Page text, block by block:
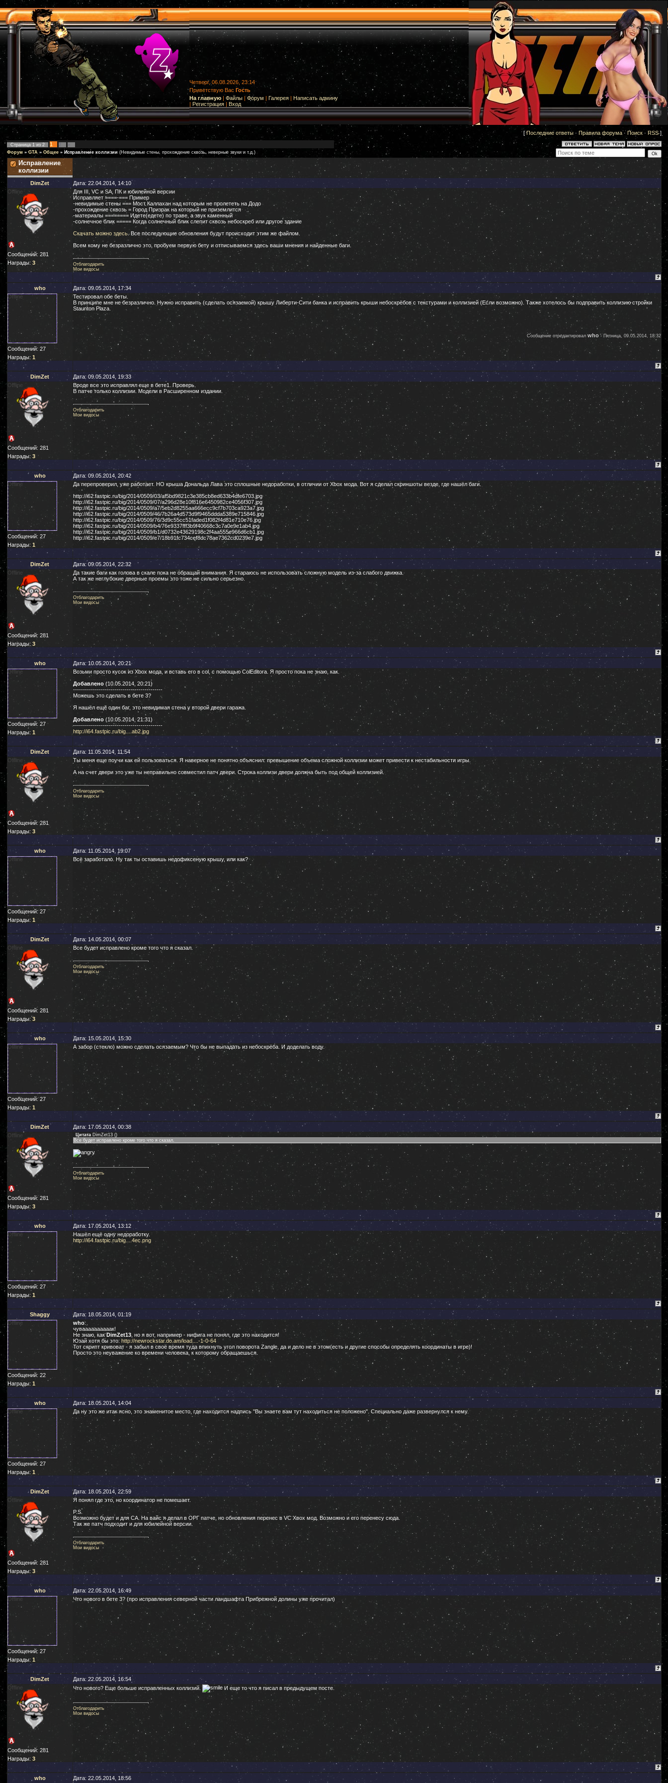
Четверг, 06.08.2026, 23:14
Приветствую Вас Гость
На главную | Файлы |Форум | Галерея| Написать админу
| Регистрация | Вход
[Последние ответы· Правила форума· Поиск· RSS]
Страница 1из 2 1
Форум » GTA » Общее » Исправление коллизии (Невидимые стены, прохождение сквозь, неверные звуки и т.д.)
Исправление
коллизии
DimZet
Дата: 22.04.2014, 14:10
Offline
Сообщений: 281
Награды: 3
Для III, VC и SA, ПК и юбилейной версии
Исправляет ====-=== Пример
-невидимые стены === Мост Каллахан над которым не пролететь на Додо
-прохождение сквозь = Город Призрак на который не приземлится
-материалы ======== Идете(едете) по траве, а звук каменный
-солнечное блик ===== Когда солнечный блик слепит сквозь небоскреб или другое здание
Скачать можно здесь. Все последующие обновления будут происходит этим же файлом.
Всем кому не безразлично это, пробуем первую бету и отписываемся здесь ваши мнения и найденные баги.
Отблагодарить
Мои видосы
who
Дата: 09.05.2014, 17:34
Offline
Сообщений: 27
Награды: 1
Тестировал обе беты.
В принципе мне не безразлично. Нужно исправить (сделать осязаемой) крышу Либерти-Сити банка и исправить крыши небоскрёбов с текстурами и коллизией (Если возможно). Также хотелось бы подправить коллизию стройки
Staunton Plaza.
Сообщение отредактировал who- Пятница, 09.05.2014, 18:32
DimZet
Дата: 09.05.2014, 19:33
Offline
Сообщений: 281
Награды: 3
Вроде все это исправлял еще в бете1. Проверь.
В патче только коллизии. Модели в Расширенном издании.
Отблагодарить
Мои видосы
who
Дата: 09.05.2014, 20:42
Offline
Сообщений: 27
Награды: 1
Да перепроверил, уже работает. НО крыша Дональда Лава это сплошные недоработки, в отличии от Xbox мода. Вот я сделал скриншоты везде, где нашёл баги.
http://i62.fastpic.ru/big/2014/0509/03/af5bd9821c3e385cb8ed633b4dfe6703.jpg
http://i62.fastpic.ru/big/2014/0509/07/a296d28e10f816e6450982ce4056f307.jpg
http://i62.fastpic.ru/big/2014/0509/a7/5eb2d8255aa666ecc9cf7b703ca923a7.jpg
http://i62.fastpic.ru/big/2014/0509/46/7b26a4d573d9f9465ddda5389e715846.jpg
http://i62.fastpic.ru/big/2014/0509/76/3d9c55cc51faded1f082f4d81e710e76.jpg
http://i62.fastpic.ru/big/2014/0509/b4/76e9337fff3b9f40668c3c7a0e9e1ab4.jpg
http://i62.fastpic.ru/big/2014/0509/b1/d0732e43629198c2f4aa555e966d6cb1.jpg
http://i62.fastpic.ru/big/2014/0509/e7/18b91fc734cef8dc78ae7362cd0239e7.jpg
DimZet
Дата: 09.05.2014, 22:32
Offline
Сообщений: 281
Награды: 3
Да такие баги как голова в скале пока не обращай внимания. Я стараюсь не использовать сложную модель из-за слабого движка.
А так же неглубокие дверные проемы это тоже не сильно серьезно.
Отблагодарить
Мои видосы
who
Дата: 10.05.2014, 20:21
Offline
Сообщений: 27
Награды: 1
Возьми просто кусок из Xbox мода, и вставь его в col, с помощью СolEditora. Я просто пока не знаю, как.
Добавлено(10.05.2014, 20:21)
---------------------------------------------
Можешь это сделать в бете 3?
Я нашёл ещё один баг, это невидимая стена у второй двери гаража.
Добавлено(10.05.2014, 21:31)
---------------------------------------------
http://i64.fastpic.ru/big....ab2.jpg
DimZet
Дата: 11.05.2014, 11:54
Offline
Сообщений:281
Награды: 3
Ты меня еще поучи как ей пользоваться. Я наверное не понятно объяснил: превышение объема сложной коллизии может привести к нестабильности игры.
А на счет двери это уже ты неправильно совместил патч двери. Строка коллизи двери должна быть под общей коллизией.
Отблагодарить
Мои видосы
who
Дата: 11.05.2014, 19:07
Offline
Сообщений:27
Награды: 1
Всё заработало. Ну так ты оставишь недофиксеную крышу, или как?
DimZet
Дата: 14.05.2014, 00:07
Offline
Сообщений: 281
Награды:3
Все будет исправлено кроме того что я сказал.
Отблагодарить
Мои видосы
who
Дата: 15.05.2014, 15:30
Offline
Сообщений:27
Награды: 1
А забор (стекло) можно сделать осязаемым? Что бы не выпадать из небоскрёба. И доделать воду.
DimZet
Дата: 17.05.2014, 00:38
Offline
Сообщений: 281
Награды: 3
Цитата DimZet13()
Все будет исправлено кроме того что я сказал.
Отблагодарить
Мои видосы
who
Дата: 17.05.2014, 13:12
Offline
Сообщений: 27
Награды: 1
Нашёл ещё одну недоработку.
http://i64.fastpic.ru/big....4ec.png
Shaggy
Дата: 18.05.2014, 01:19
Offline
Сообщений: 22
Награды: 1
who:
чуваааааааааак!
Не знаю, какDimZet13, но я вот, например - нифига не понял, где это находится!
Юзай хотя бы это: http://newrockstar.do.am/load....-1-0-64
Тот скрипт кривоват - я забыл в своё время туда впихнуть угол поворота Zangle, да и дело не в этом(есть и другие способы определять координаты в игре)!
Просто это неуважение ко времени человека, к которому обращаешься.
who
Дата: 18.05.2014, 14:04
Offline
Сообщений: 27
Награды: 1
Да ну это же итак ясно, это знаменитое место, где находится надпись ''Вы знаете вам тут находиться не положено". Специально даже развернулся к нему.
DimZet
Дата: 18.05.2014, 22:59
Offline
Сообщений: 281
Награды: 3
Я понял где это, но координатор не помешает.
P.S.
Возможно будет и для СА. На вайс я делал в ОРГ патче, но обновления перенес в VC Хвох мод. Возможно и его перенесу сюда.
Так же патч подходит и для юбилейной версии.
Отблагодарить
Мои видосы
who
Дата: 22.05.2014, 16:49
Offline
Сообщений: 27
Награды: 1
Что нового в бете 3? (про исправления северной части ландшафта Прибрежной долины уже прочитал)
DimZet
Дата: 22.05.2014, 16:54
Offline
Сообщений: 281
Награды: 3
Что нового? Еще больше исправленных коллизий. И еще то что я писал в предыдущем посте.
Отблагодарить
Мои видосы
who Дата: 22.05.2014, 18:56